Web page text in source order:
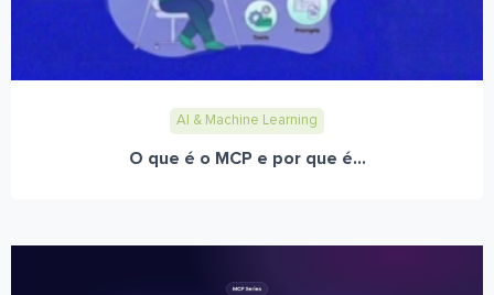
AI & Machine Learning
O que é o MCP e por que é...